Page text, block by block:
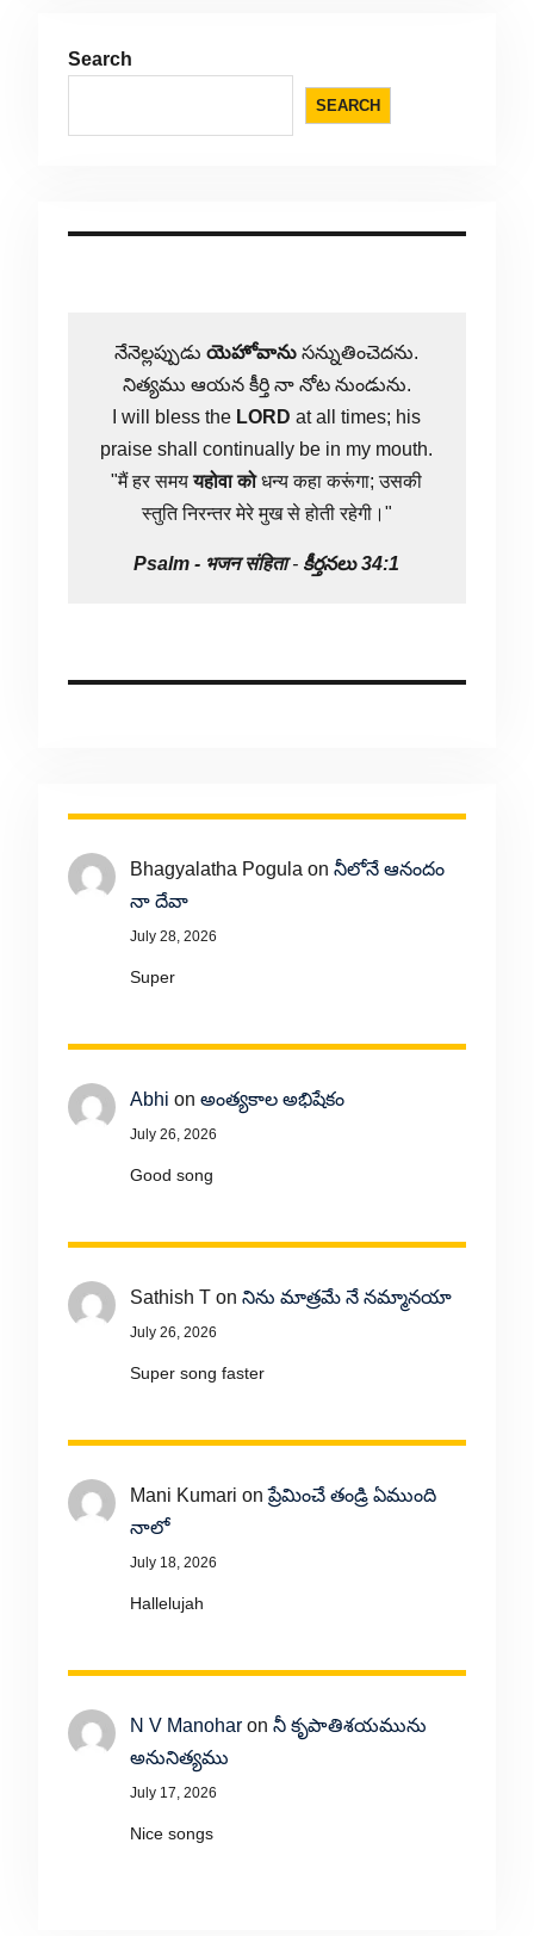
Search
SEARCH
నేనెల్లప్పుడుయెహోవాను సన్నుతించెదను.
నిత్యము ఆయన కీర్తి నా నోట నుండును.
I will bless the LORD at all times; his
praise shall continually be in my mouth.
"मैं हर समययहोवा कोधन्य कहा करूंगा; उसकी
स्तुति निरन्तर मेरे मुख से होती रहेगी।"
Psalm - भजन संहिता- కీర్తనలు 34:1
Bhagyalatha Pogula on నీలోనే ఆనందం
నా దేవా
July 28, 2026
Super
Abhi on అంత్యకాల అభిషేకం
July 26, 2026
Good song
Sathish Ton నిను మాత్రమే నే నమ్మానయా
July 26, 2026
Super song faster
Mani Kumari onప్రేమించే తండ్రి ఏముంది
నాలో
July 18, 2026
Hallelujah
N V Manoharon నీ కృపాతిశయమును
అనునిత్యము
July 17, 2026
Nice songs